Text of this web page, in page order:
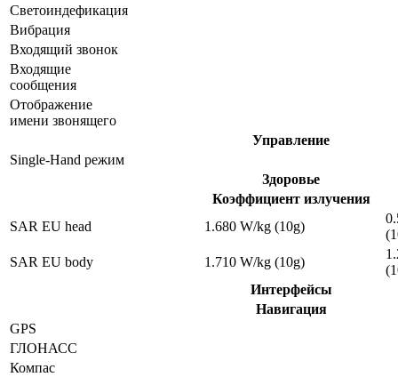
Светоиндефикация
Вибрация
Входящий звонок
Входящие
сообщения
Отображение
имени звонящего
Управление
Single-Hand режим
Здоровье
Коэффициент излучения
SAR EU head
1.680 W/kg (10g)
SAR EU body
1.710 W/kg (10g)
Интерфейсы
Навигация
GPS
ГЛОНАСС
Компас